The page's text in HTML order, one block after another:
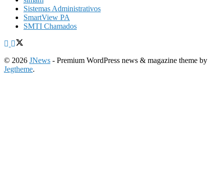
Sistemas Administrativos
SmartView PA
SMTI Chamados
© 2026 JNews - Premium WordPress news & magazine theme by
Jegtheme.